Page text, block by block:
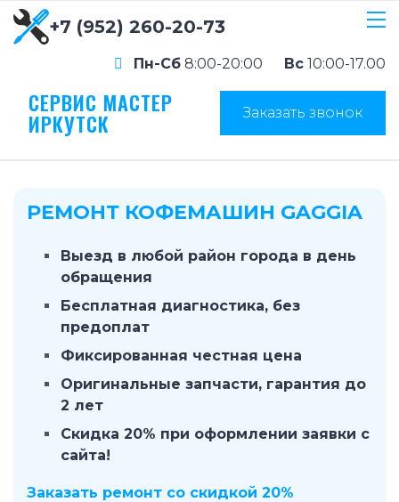
+7 (952) 260-20-73
Пн-Сб 8:00-20:00 Вс 10:00-17.00
СЕРВИС МАСТЕР
ИРКУТСК Заказать звонок
РЕМОНТ КОФЕМАШИН GAGGIA
Выезд в любой район города в день
обращения
Бесплатная диагностика, без
предоплат
Фиксированная честная цена
Оригинальные запчасти, гарантия до
2 лет
Скидка 20% при оформлении заявки с
сайта!
Заказать ремонт со скидкой 20%